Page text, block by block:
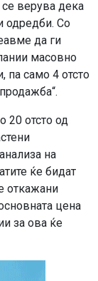
верува дека
одредби. Со
да ги
масовно
па само 4 отсто
20 отсто од
на
ќе бидат
откажани
цена
за ова ќе